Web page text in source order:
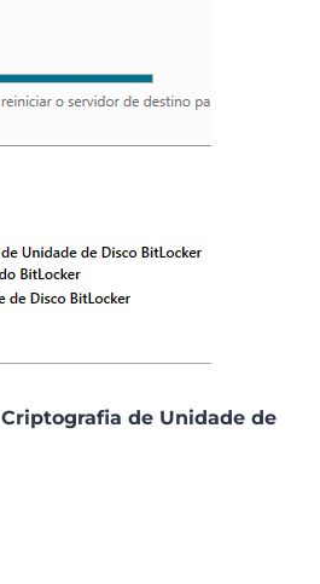
Criptografia de Unidade de